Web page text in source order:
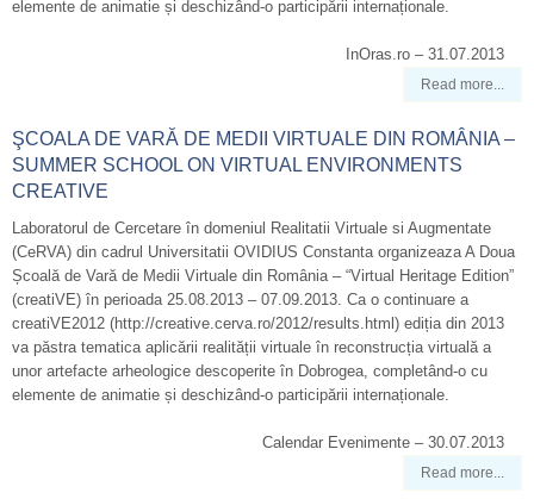
elemente de animatie și deschizând-o participării internaționale.
InOras.ro – 31.07.2013
Read more...
ŞCOALA DE VARĂ DE MEDII VIRTUALE DIN ROMÂNIA –
SUMMER SCHOOL ON VIRTUAL ENVIRONMENTS
CREATIVE
Laboratorul de Cercetare în domeniul Realitatii Virtuale si Augmentate
(CeRVA) din cadrul Universitatii OVIDIUS Constanta organizeaza A Doua
Școală de Vară de Medii Virtuale din România – “Virtual Heritage Edition”
(creatiVE) în perioada 25.08.2013 – 07.09.2013. Ca o continuare a
creatiVE2012 (http://creative.cerva.ro/2012/results.html) ediția din 2013
va păstra tematica aplicării realității virtuale în reconstrucția virtuală a
unor artefacte arheologice descoperite în Dobrogea, completând-o cu
elemente de animatie și deschizând-o participării internaționale.
Calendar Evenimente – 30.07.2013
Read more...